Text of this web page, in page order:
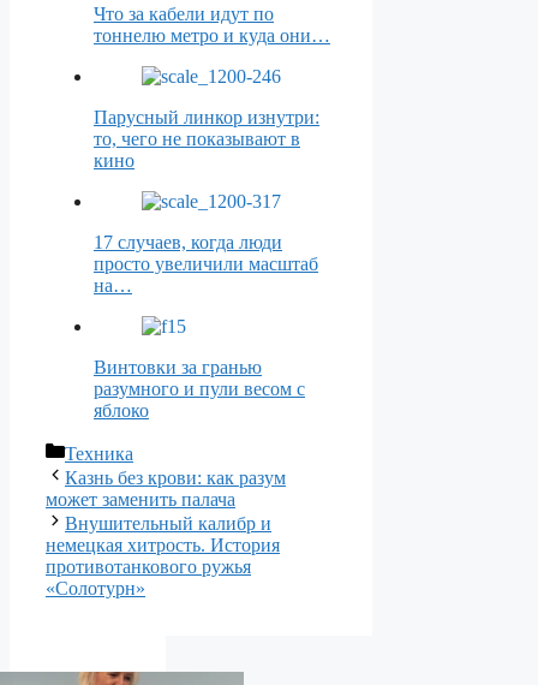
Что за кабели идут по
тоннелю метро и куда они…
Парусный линкор изнутри:
то, чего не показывают в
кино
17 случаев, когда люди
просто увеличили масштаб
на…
Винтовки за гранью
разумного и пули весом с
яблоко
Рубрики
Техника
Казнь без крови: как разум
может заменить палача
Внушительный калибр и
немецкая хитрость. История
противотанкового ружья
«Солотурн»